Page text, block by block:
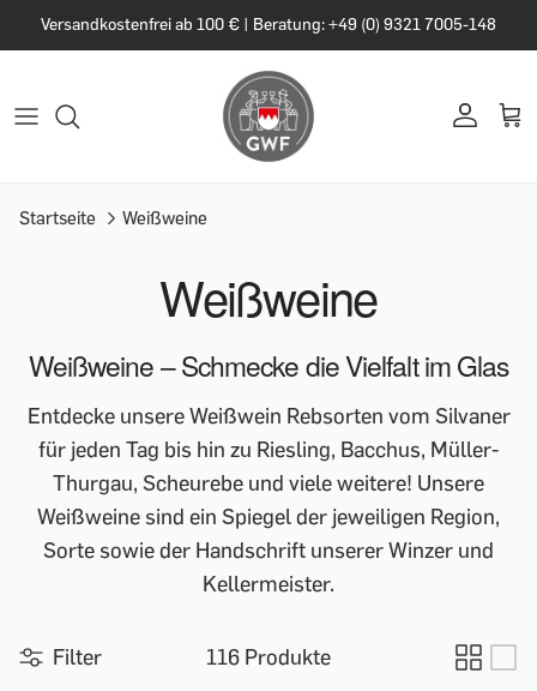
Versandkostenfrei ab 100 € | Beratung: +49 (0) 9321 7005-148
Startseite Weißweine
Weißweine
Weißweine – Schmecke die Vielfalt im Glas
Entdecke unsere Weißwein Rebsorten vom Silvaner
für jeden Tag bis hin zu Riesling, Bacchus, Müller-
Thurgau, Scheurebe und viele weitere! Unsere
Weißweine sind ein Spiegel der jeweiligen Region,
Sorte sowie der Handschrift unserer Winzer und
Kellermeister.
Filter 116 Produkte